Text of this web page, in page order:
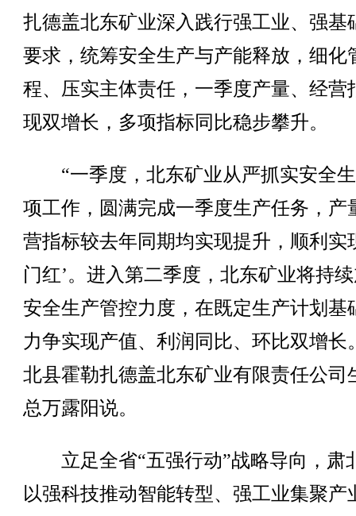
扎德盖北东矿业深入践行强工业、强基
要求，统筹安全生产与产能释放，细化
程、压实主体责任，一季度产量、经营
现双增长，多项指标同比稳步攀升。
“一季度，北东矿业从严抓实安全
项工作，圆满完成一季度生产任务，产
营指标较去年同期均实现提升，顺利实
门红’。进入第二季度，北东矿业将持
安全生产管控力度，在既定生产计划基
力争实现产值、利润同比、环比双增长
北县霍勒扎德盖北东矿业有限责任公司
总万露阳说。
立足全省“五强行动”战略导向，肃
以强科技推动智能转型、强工业集聚产